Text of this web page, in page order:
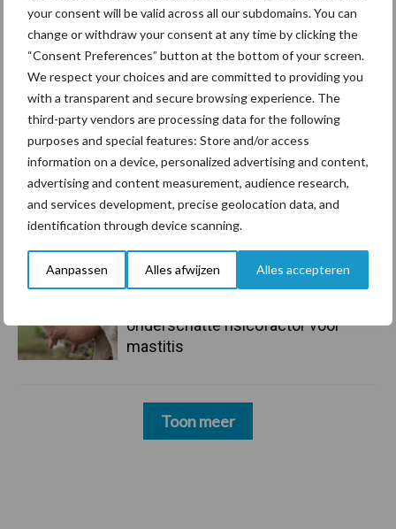
your consent will be valid across all our subdomains. You can
change or withdraw your consent at any time by clicking the
“Consent Preferences” button at the bottom of your screen.
We respect your choices and are committed to providing you
with a transparent and secure browsing experience. The
third-party vendors are processing data for the following
purposes and special features: Store and/or access
information on a device, personalized advertising and content,
advertising and content measurement, audience research,
and services development, precise geolocation data, and
identification through device scanning.
Aanpassen Alles afwijzen Alles accepteren
10 aug
Jaarverslag 2025 Royal A-ware:
omzet groeit, nettoresultaat daalt
10 aug
Machines en werktuigen gewild
doelwit criminelen
7 aug
Grondstoffenmarkt blijft grillig:
droogte en geopolitiek houden
handel in de greep
onderschatte risicofactor voor
mastitis
Toon meer